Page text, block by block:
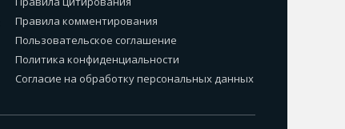
Правила комментирования
Пользовательское соглашение
Политика конфиденциальности
Согласие на обработку персональных данных